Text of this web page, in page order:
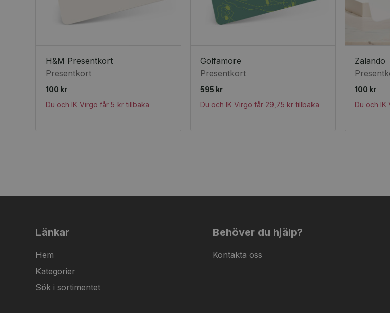
H&M Presentkort
Presentkort
100 kr
Du och IK Virgo får 5 kr tillbaka
Golfamore
Presentkort
595 kr
Du och IK Virgo får 29,75 kr tillbaka
Zalando
100 kr
Du och IK
Länkar
Hem
Kategorier
Sök i sortimentet
Behöver du hjälp?
Kontakta oss